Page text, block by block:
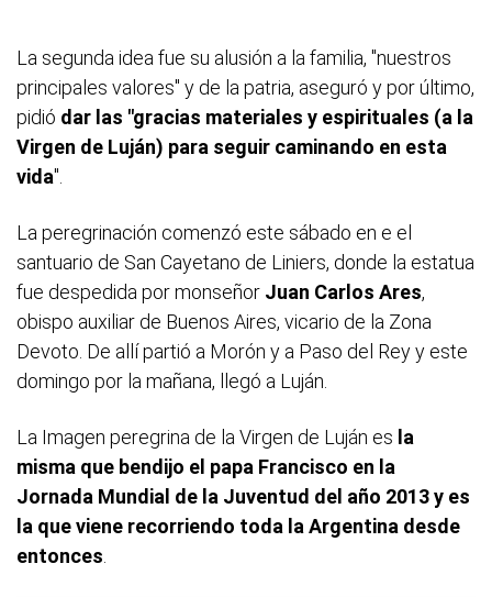
La segunda idea fue su alusión a la familia, "nuestros
principales valores" y de la patria, aseguró y por último,
pidió dar las "gracias materiales y espirituales (a la
Virgen de Luján) para seguir caminando en esta
vida".
La peregrinación comenzó este sábado en e el
santuario de San Cayetano de Liniers, donde la estatua
fue despedida por monseñor Juan Carlos Ares,
obispo auxiliar de Buenos Aires, vicario de la Zona
Devoto. De allí partió a Morón y a Paso del Rey y este
domingo por la mañana, llegó a Luján.
La Imagen peregrina de la Virgen de Luján es la
misma que bendijo el papa Francisco en la
Jornada Mundial de la Juventud del año 2013 y es
la que viene recorriendo toda la Argentina desde
entonces